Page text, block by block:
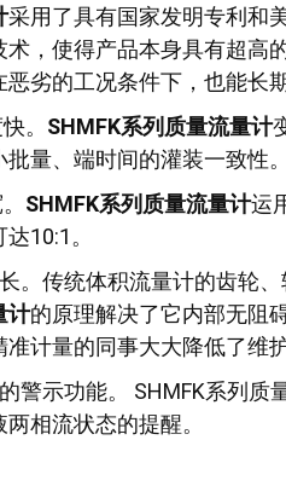
采用了具有国家发明专利和
术，使得产品本身具有超高
劣的工况条件下，也能长
。 SHMFK系列质量流量计
量、端时间的灌装一致性。
SHMFK系列质量流量计运
10:1。
。传统体积流量计的齿轮
计的原理解决了它内部无阻
计量的同事大大降低了维
警示功能。 SHMFK系列
相流状态的提醒。